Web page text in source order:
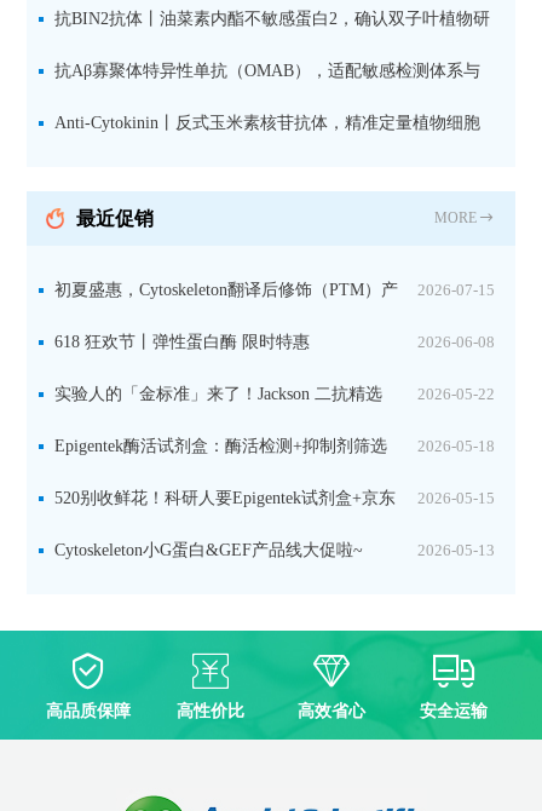
设计方案
抗BIN2抗体丨油菜素内酯不敏感蛋白2，确认双子叶植物研
究数据特异性
抗Aβ寡聚体特异性单抗（OMAB），适配敏感检测体系与
活细胞实验
Anti-Cytokinin丨反式玉米素核苷抗体，精准定量植物细胞
最近促销 MORE
2026-07-15
初夏盛惠，Cytoskeleton翻译后修饰（PTM）产
品线放价啦！ 2026-06-08
618 狂欢节丨弹性蛋白酶 限时特惠
2026-05-22
实验人的「金标准」来了！Jackson 二抗精选
限时一口价，手慢无！ 2026-05-18
Epigentek酶活试剂盒：酶活检测+抑制剂筛选
双赋能，下单即赠京东卡 2026-05-15
520别收鲜花！科研人要Epigentek试剂盒+京东
卡！ 2026-05-13
Cytoskeleton小G蛋白&GEF产品线大促啦~
高品质保障 高性价比 高效省心 安全运输